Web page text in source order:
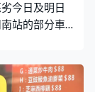
今日及明日
站的部分車